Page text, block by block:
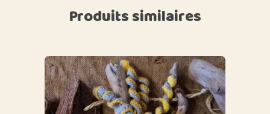
Produits similaires